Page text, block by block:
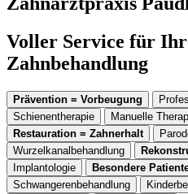
Voller Service für
Zahnbehandlung
Prävention = Vorbeugung
Schienentherapie
Manuelle
Restauration = Zahnerhalt
Wurzelkanalbehandlung
Implantologie
Besondere
Schwangerenbehandlung